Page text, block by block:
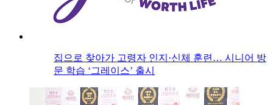
집으로 찾아가 고령자 인지·신체 훈련… 시니어 방
문 학습 ‘그레이스’ 출시